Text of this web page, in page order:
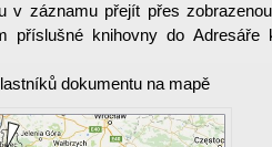
v záznamu přejít přes
příslušné knihovny do Adresáře
dokumentu na mapě